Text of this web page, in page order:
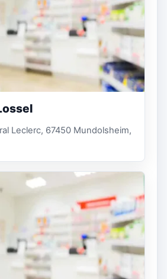
Leclerc, 67450 Mundolsheim,